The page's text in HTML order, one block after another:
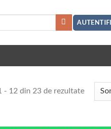
- 12 din 23 de rezultate